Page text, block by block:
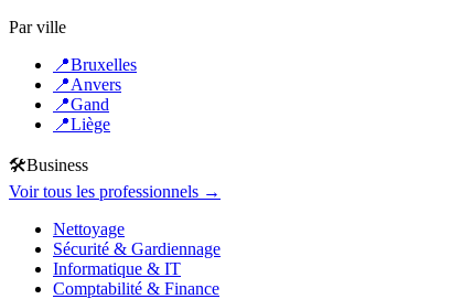
Par ville
📍Bruxelles
📍Anvers
📍Gand
📍Liège
🛠️Business
Voir tous les professionnels →
Nettoyage
Sécurité & Gardiennage
Informatique & IT
Comptabilité & Finance